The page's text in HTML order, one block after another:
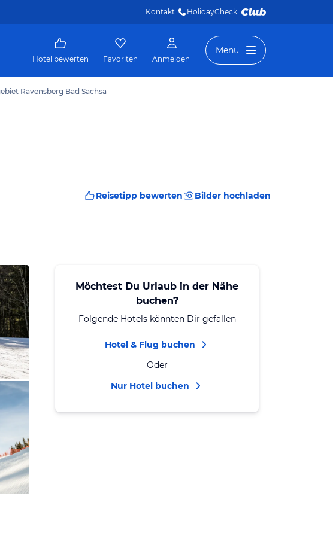
Kontakt HolidayCheck
Hotel bewerten Favoriten Anmelden
Menü
Ravensberg Bad Sachsa
Reisetipp bewerten Bilder hochladen
Möchtest Du Urlaub in der Nähe
buchen?
Folgende Hotels könnten Dir gefallen
Hotel & Flug buchen
Oder
Nur Hotel buchen